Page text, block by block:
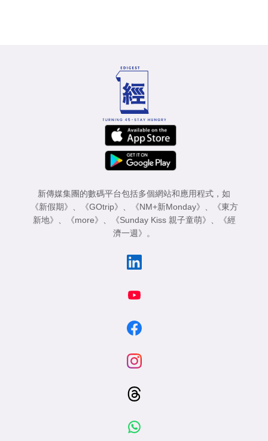
新傳媒集團的數碼平台包括多個網站和應用程式，如
《新假期》
《GOtrip》 《NM+新Monday》
《東方
新地》
《more》 《Sunday Kiss 親子童萌》
《經
濟一週》
。